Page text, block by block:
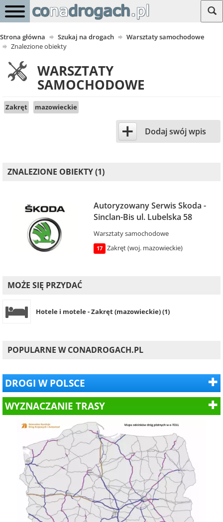
Strona główna Szukaj na drogach
Warsztaty samochodowe
Znalezione obiekty
WARSZTATY
SAMOCHODOWE
Zakręt mazowieckie
+ Dodaj swój wpis
ZNALEZIONE OBIEKTY (1)
Autoryzowany Serwis Skoda -
Sinclan-Bis ul. Lubelska 58
Warsztaty samochodowe
17 Zakręt (woj. mazowieckie)
MOŻE SIĘ PRZYDAĆ
Hotele i motele - Zakręt (mazowieckie) (1)
POPULARNE W CONADROGACH.PL
DROGI W POLSCE
WYZNACZANIE TRASY